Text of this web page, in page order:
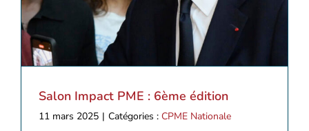
Salon Impact PME : 6ème édition
11 mars 2025 | Catégories : CPME Nationale